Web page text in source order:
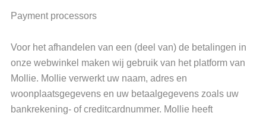
Payment processors
Voor het afhandelen van een (deel van) de betalingen in
onze webwinkel maken wij gebruik van het platform van
Mollie. Mollie verwerkt uw naam, adres en
woonplaatsgegevens en uw betaalgegevens zoals uw
bankrekening- of creditcardnummer. Mollie heeft